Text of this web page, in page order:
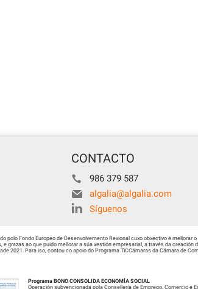
CONTACTO
986 379 587
algalia@algalia.com
Síguenos
polo Fondo Europeo de Desenvolvemento Rexional cuxo obxectivo é
grazas ao que puido mellorar a súa xestión empresarial, a través da creación
2021. Para iso, contou co apoio do Programa TICCámaras da Cámara de
Programa BONO CONSOLIDA ECONOMÍA SOCIAL
Operación subvencionada pola Consellería de Emprego, Comercio e